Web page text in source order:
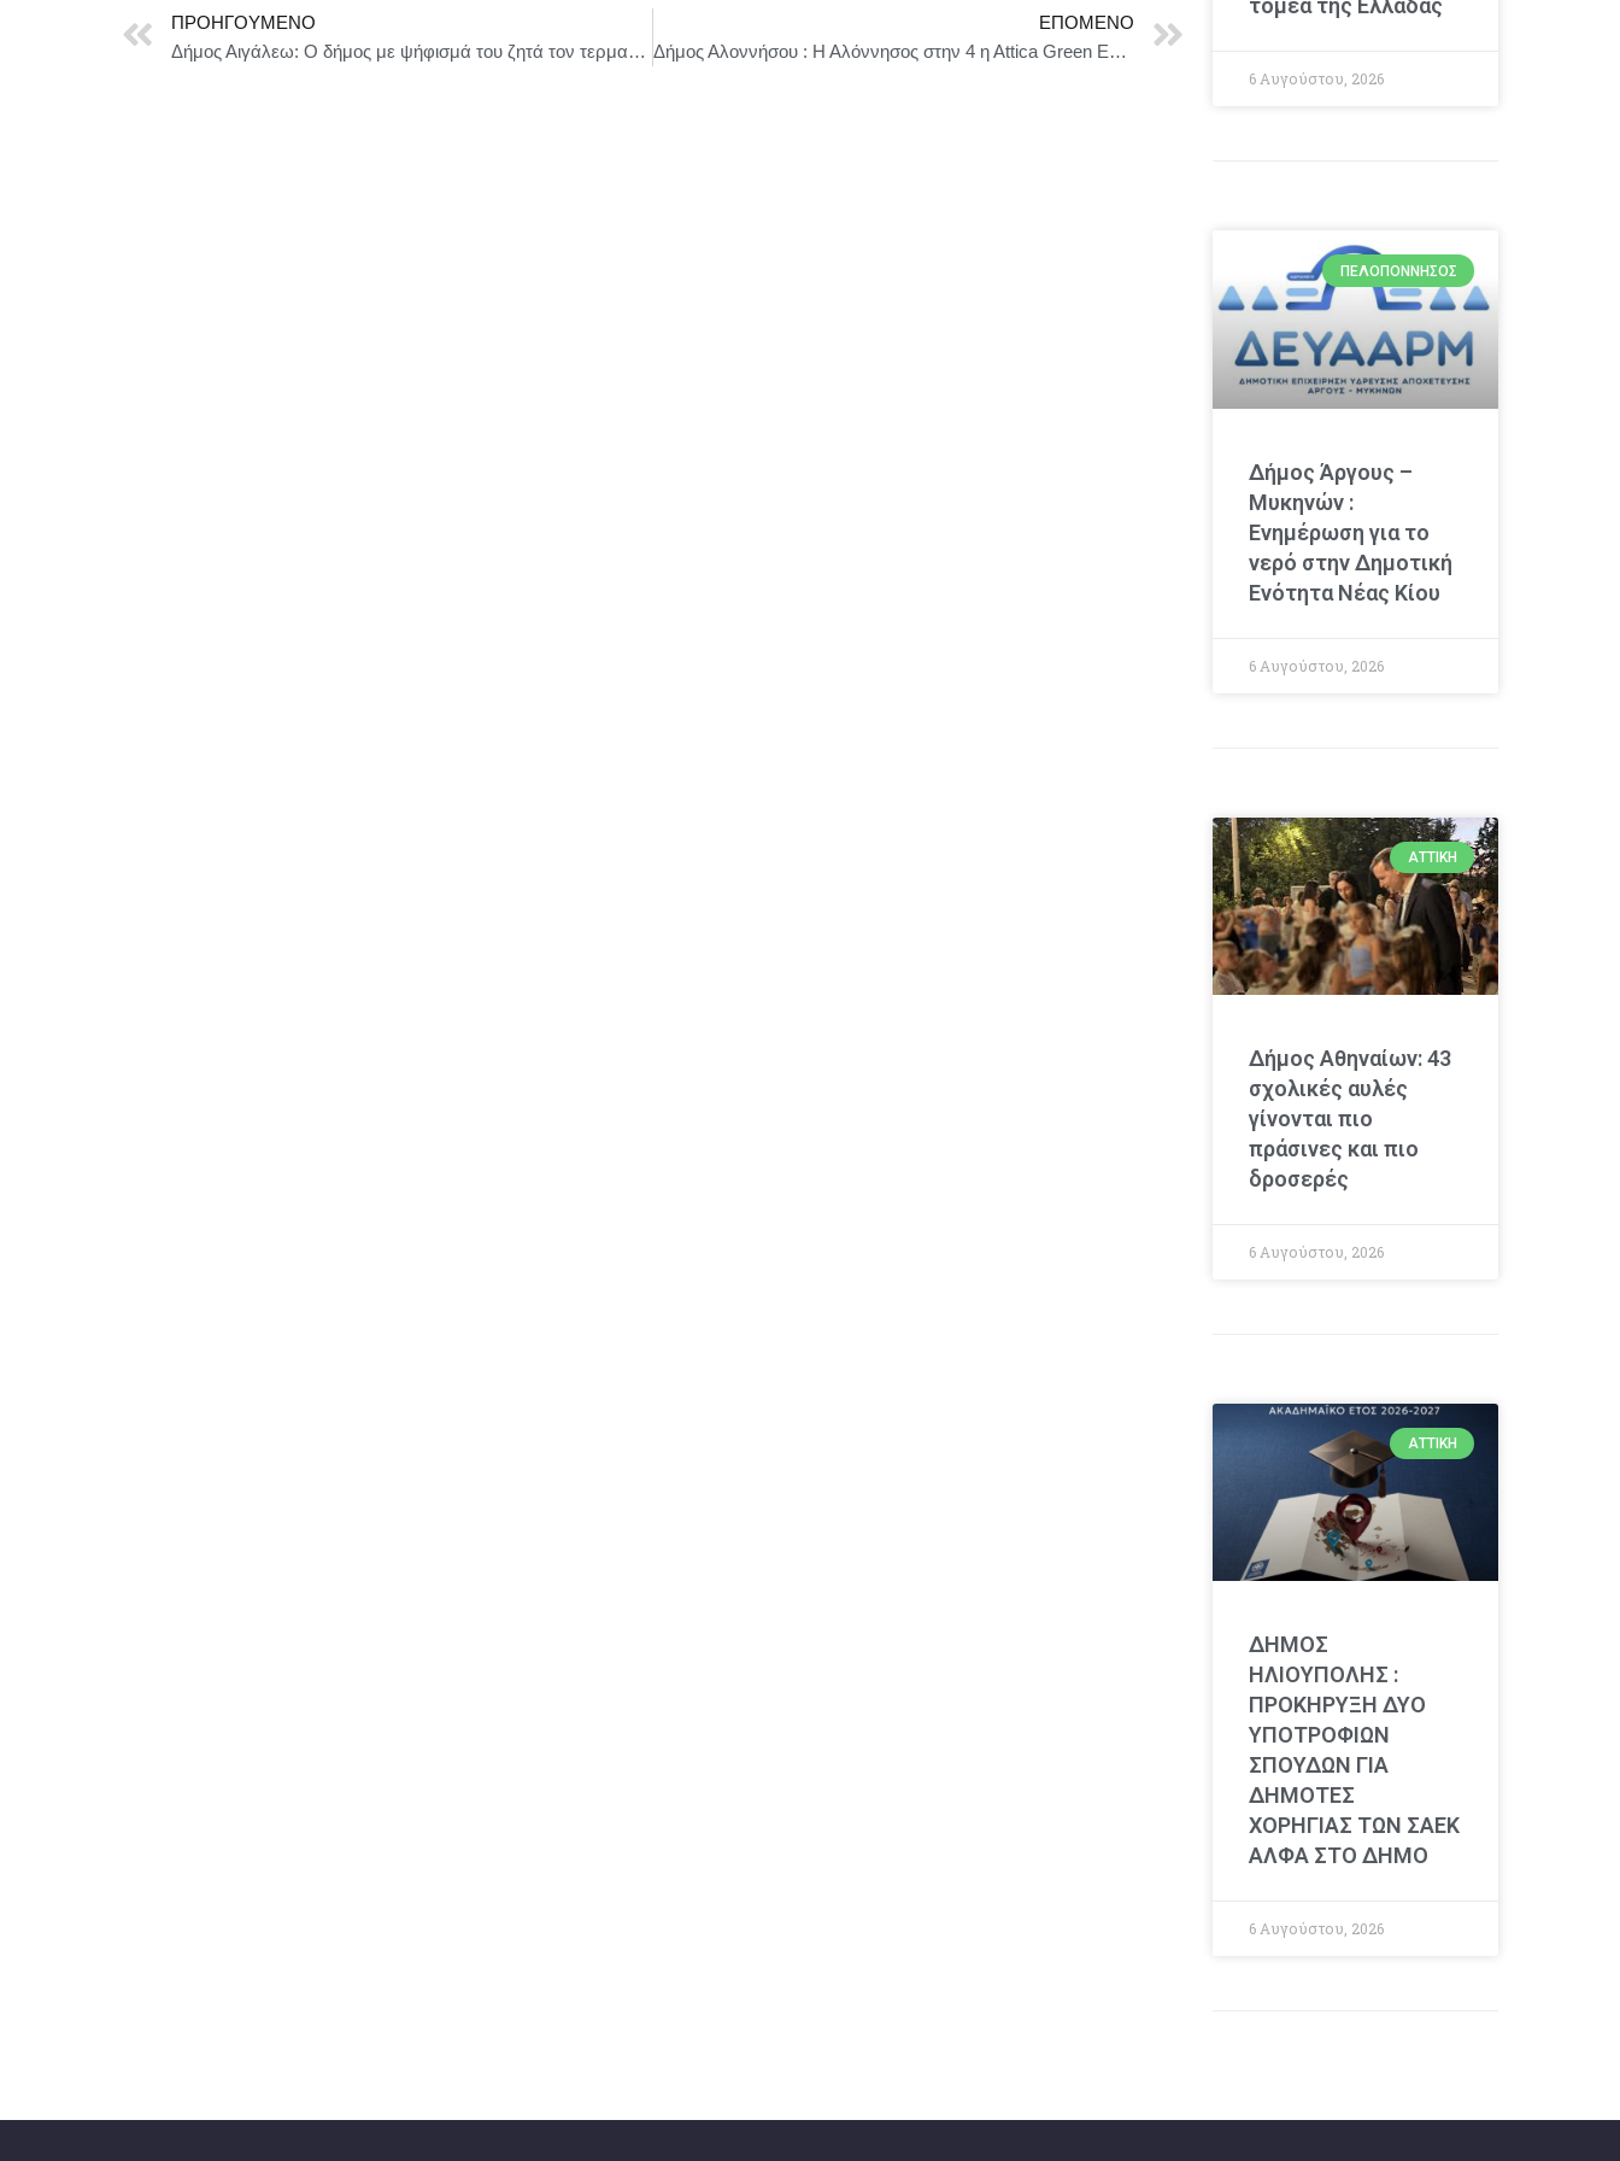
ΠΡΟΗΓΟΎΜΕΝΟ
Δήμος Αιγάλεω: Ο δήμος με ψήφισμά του ζητά τον τερματισμό της γενοκτονίας στη Γάζα
ΕΠΌΜΕΝΟ
Δήμος Αλοννήσου : Η Αλόννησος στην 4 η Αttica Green Expo 2025
τομέα της Ελλάδας
6 Αυγούστου, 2026
ΠΕΛΟΠΌΝΝΗΣΟΣ
Δήμος Άργους –
Μυκηνών :
Ενημέρωση για το
νερό στην Δημοτική
Ενότητα Νέας Κίου
6 Αυγούστου, 2026
ΑΤΤΙΚΉ
Δήμος Αθηναίων: 43
σχολικές αυλές
γίνονται πιο
πράσινες και πιο
δροσερές
6 Αυγούστου, 2026
ΑΤΤΙΚΉ
ΔΗΜΟΣ
ΗΛΙΟΥΠΟΛΗΣ :
ΠΡΟΚΗΡΥΞΗ ΔΥΟ
ΥΠΟΤΡΟΦΙΩΝ
ΣΠΟΥΔΩΝ ΓΙΑ
ΔΗΜΟΤΕΣ
ΧΟΡΗΓΙΑΣ ΤΩΝ ΣΑΕΚ
ΑΛΦΑ ΣΤΟ ΔΗΜΟ
6 Αυγούστου, 2026